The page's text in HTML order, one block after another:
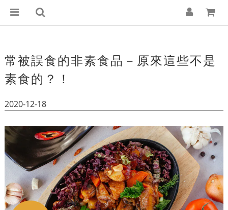
常被誤食的非素食品－原來這些不是
素食的？！
2020-12-18